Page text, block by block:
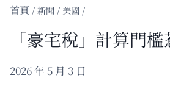
/新聞 / 美國 /
「豪宅稅」計算門
2026 年 5 月 3 日